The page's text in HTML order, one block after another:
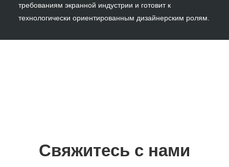
требованиям экранной индустрии и готовит к
технологически ориентированным дизайнерским ролям.
Свяжитесь с нами